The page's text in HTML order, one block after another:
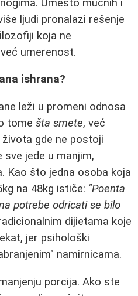
Umesto mučnih i
ljudi pronalazi rešenje
koja ne
umerenost.
ishrana?
leži u promeni odnosa
tome šta smete, već
gde ne postoji
sve jede u manjim,
Kao što jedna osoba koja
na 48kg ističe: "Poenta
potrebe odricati se bilo
dijietama koje
jer psihološki
namirnicama.
porcija. Ako ste